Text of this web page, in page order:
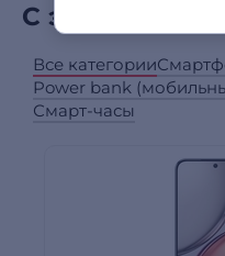
С этим
Все категории
Power bank
Смарт-часы